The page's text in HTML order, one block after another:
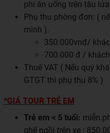
phí ăn uống trên tàu
Phụ thu phòng đơn: (
mình ).
350.000vnđ/
700.000 đ /
Thuế VAT ( Nếu quý
GTGT thì phụ thu 8% )
*GIÁ TOUR TRẺ EM
Trẻ em < 5 tuổi: miễn
ghế ngồi trên xe :